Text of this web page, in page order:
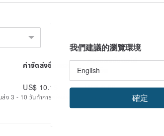
an adjuster (5 cm) are available free of
purchased on the Yume beans shop site.
yumebeans.hatenablog.com
ค่าจัดส่งชิ้นแรก
ค่าจัดส่งชิ้นต่อไป
เพิ่มอีก
US$ 10.15 US$ 0.00
ง 3 - 10 วันทำการหลังส่งออก | มีเลขพัสดุ
我們建議的瀏覽環境
確定